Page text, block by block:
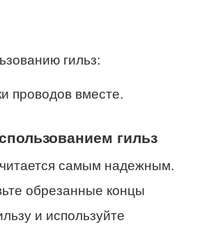
гильз:
проводов вместе.
гильз
самым надежным.
обрезанные концы
и используйте